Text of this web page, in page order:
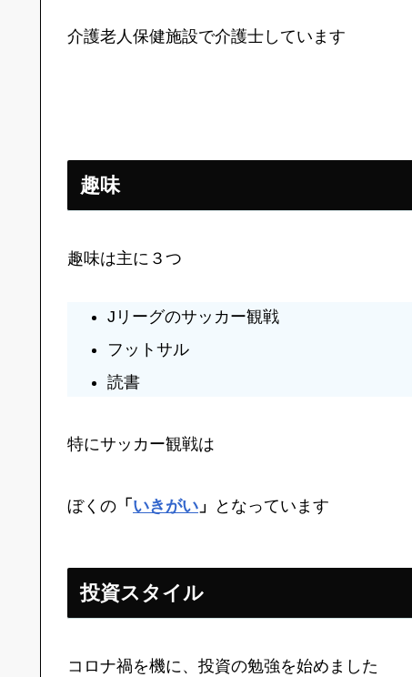
介護老人保健施設で介護士しています
趣味
趣味は主に３つ
Jリーグのサッカー観戦
フットサル
読書
特にサッカー観戦は
ぼくの 「 いきがい 」 となっています
投資スタイル
コロナ禍を機に、投資の勉強を始めました